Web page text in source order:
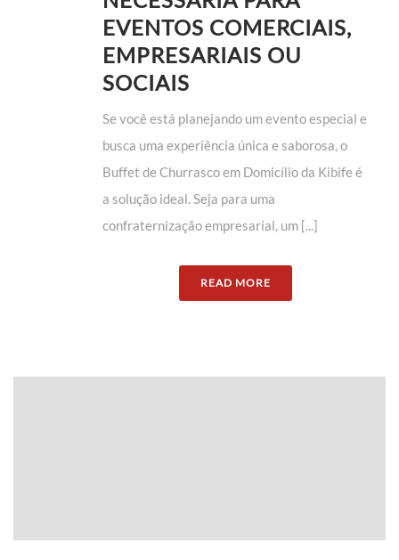
EVENTOS COMERCIAIS,
EMPRESARIAIS OU
SOCIAIS
Se você está planejando um evento especial e
busca uma experiência única e saborosa, o
Buffet de Churrasco em Domicílio da Kibife é
a solução ideal. Seja para uma
confraternização empresarial, um [...]
READ MORE